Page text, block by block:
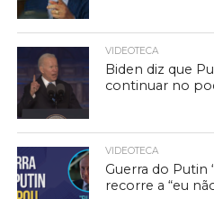
VIDEOTECA
Biden diz que
continuar no
VIDEOTECA
Guerra do Putin
recorre a “eu